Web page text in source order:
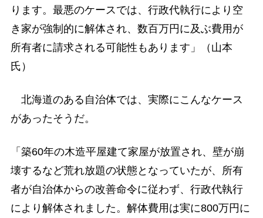
ります。最悪のケースでは、行政代執行により空
き家が強制的に解体され、数百万円に及ぶ費用が
所有者に請求される可能性もあります」（山本
氏）
北海道のある自治体では、実際にこんなケース
があったそうだ。
「築60年の木造平屋建て家屋が放置され、壁が崩
壊するなど荒れ放題の状態となっていたが、所有
者が自治体からの改善命令に従わず、行政代執行
により解体されました。解体費用は実に800万円に